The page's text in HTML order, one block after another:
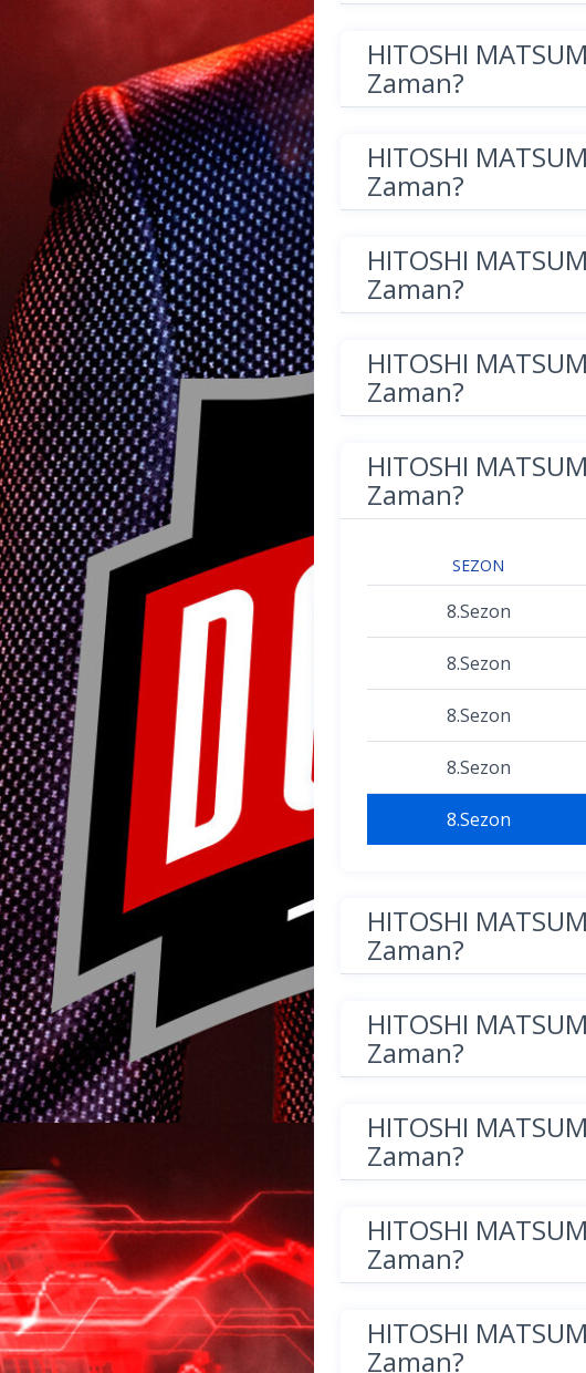
HITOSHI
Zaman?
HITOSHI
Zaman?
HITOSHI
Zaman?
HITOSHI
Zaman?
HITOSHI
Zaman?
SEZON
8.Sezon
8.Sezon
8.Sezon
8.Sezon
8.Sezon
HITOSHI
Zaman?
HITOSHI
Zaman?
HITOSHI
Zaman?
HITOSHI
Zaman?
HITOSHI
Zaman?